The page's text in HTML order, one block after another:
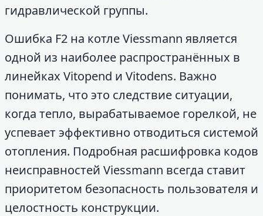
гидравлической группы.
Ошибка F2 на котле Viessmann является
одной из наиболее распространённых в
линейках Vitopend и Vitodens. Важно
понимать, что это следствие ситуации,
когда тепло, вырабатываемое горелкой, не
успевает эффективно отводиться системой
отопления. Подробная расшифровка кодов
неисправностей Viessmann всегда ставит
приоритетом безопасность пользователя и
целостность конструкции.